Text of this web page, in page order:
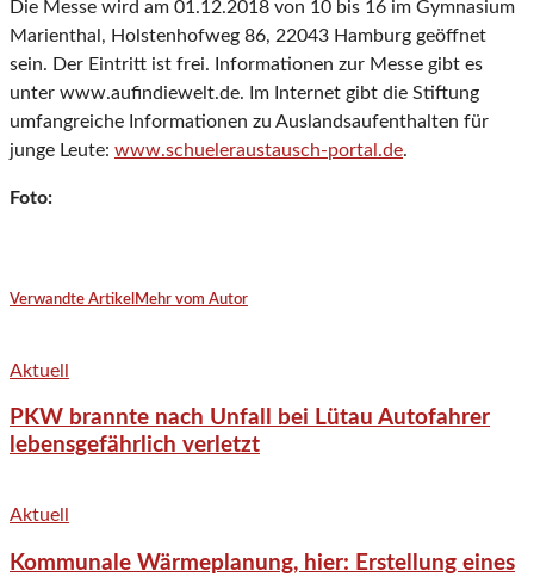
Die Messe wird am 01.12.2018 von 10 bis 16 im Gymnasium
Marienthal, Holstenhofweg 86, 22043 Hamburg geöffnet
sein. Der Eintritt ist frei. Informationen zur Messe gibt es
unter www.aufindiewelt.de. Im Internet gibt die Stiftung
umfangreiche Informationen zu Auslandsaufenthalten für
junge Leute: www.schueleraustausch-portal.de.
Foto:
Verwandte Artikel Mehr vom Autor
Aktuell
PKW brannte nach Unfall bei Lütau Autofahrer
lebensgefährlich verletzt
Aktuell
Kommunale Wärmeplanung, hier: Erstellung eines